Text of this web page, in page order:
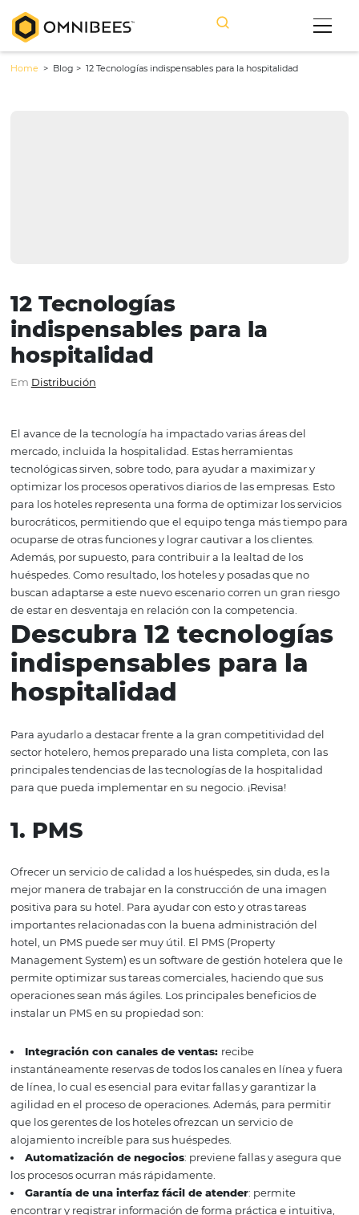
12 Tecnologías
indispensables para la
EmDistribución
El avance de la tecnología ha impactado varias áreas
mercado, incluida la hospitalidad. Estas herramientas
tecnológicas sirven, sobre todo, para ayudar a
optimizar los procesos operativos diarios de las
para los hoteles representa una forma de optimizar los
burocráticos, permitiendo que el equipo tenga más
ocuparse de otras funciones y lograr cautivar a los
Además, por supuesto, para contribuir a la lealtad de los
huéspedes. Como resultado, los hoteles y posadas que
buscan adaptarse a este nuevo escenario corren un
Descubra 12
indispensables para
hospitalidad
Para ayudarlo a destacar frente a la gran
sector hotelero, hemos preparado una lista completa,
principales tendencias de las tecnologías de la
para que pueda implementar en su negocio. ¡Revisa!
1. PMS
mejor manera de trabajar en la construcción de una
positiva para su hotel. Para ayudar con esto y otras
importantes relacionadas con la buena administración
hotel, un PMS puede ser muy útil. El PMS (Property
Management System) es un software de gestión
permite optimizar sus tareas comerciales, haciendo que
operaciones sean más ágiles. Los principales beneficios
instalar un PMS en su propiedad son: